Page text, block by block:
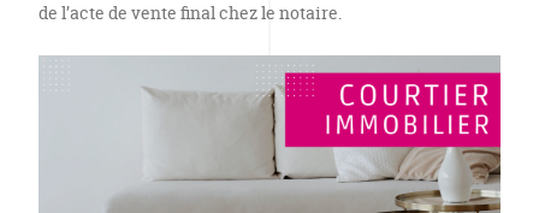
de l’acte de vente final chez le notaire.